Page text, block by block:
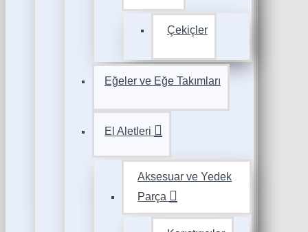
Çekiçler
Eğeler ve Eğe Takımları
El Aletleri
Aksesuar ve Yedek
Parça